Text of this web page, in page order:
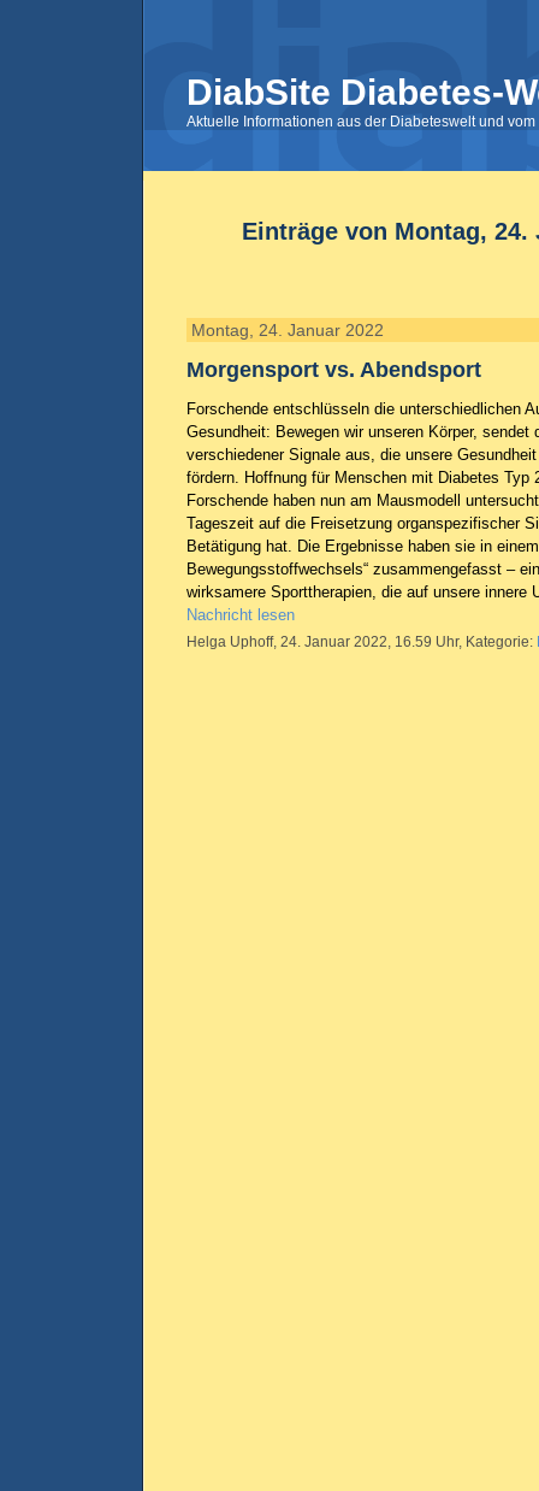
DiabSite Diabetes-
Aktuelle Informationen aus der Diabeteswelt und
Einträge von Montag, 24.
Montag, 24. Januar 2022
Morgensport vs. Abendsport
Forschende entschlüsseln die unterschiedlichen
Gesundheit: Bewegen wir unseren Körper, sendet
verschiedener Signale aus, die unsere
fördern. Hoffnung für Menschen mit Diabetes Typ
Forschende haben nun am Mausmodell
Tageszeit auf die Freisetzung organspezifischer
Betätigung hat. Die Ergebnisse haben sie in
Bewegungsstoffwechsels“ zusammengefasst –
wirksamere Sporttherapien, die auf unsere innere
Nachricht lesen
Helga Uphoff, 24. Januar 2022, 16.59 Uhr, Kategorie: